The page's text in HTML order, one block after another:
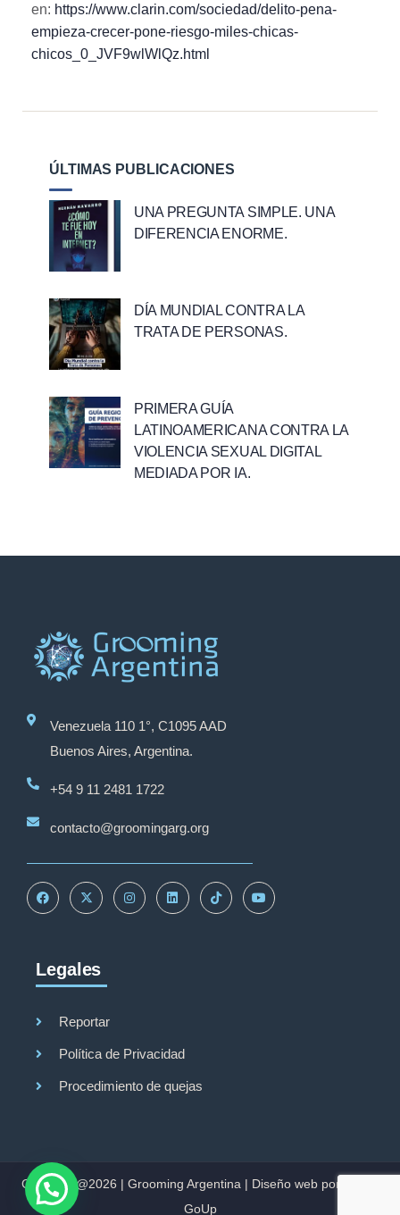
en: https://www.clarin.com/sociedad/delito-pena-
empieza-crecer-pone-riesgo-miles-chicas-
chicos_0_JVF9wlWlQz.html
ÚLTIMAS PUBLICACIONES
UNA PREGUNTA SIMPLE. UNA
DIFERENCIA ENORME.
DÍA MUNDIAL CONTRA LA
TRATA DE PERSONAS.
PRIMERA GUÍA
LATINOAMERICANA CONTRA LA
VIOLENCIA SEXUAL DIGITAL
MEDIADA POR IA.
Venezuela 110 1°, C1095 AAD
Buenos Aires, Argentina.
+54 9 11 2481 1722
contacto@groomingarg.org
Legales
Reportar
Política de Privacidad
Procedimiento de quejas
Copyright@2026 | Grooming Argentina | Diseño web por Studio
GoUp